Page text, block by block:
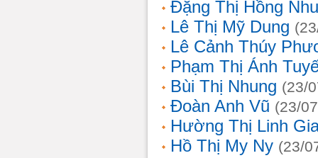
Đặng Thị Hồng
Lê Thị Mỹ Dung
Lê Cảnh Thúy
Phạm Thị Ánh
Bùi Thị Nhung (23/
Đoàn Anh Vũ (23/
Hường Thị Linh
Hồ Thị My Ny (23/